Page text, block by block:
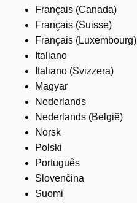
Français (Canada)
Français (Suisse)
Français (Luxembourg)
Italiano
Italiano (Svizzera)
Magyar
Nederlands
Nederlands (België)
Norsk
Polski
Português
Slovenčina
Suomi